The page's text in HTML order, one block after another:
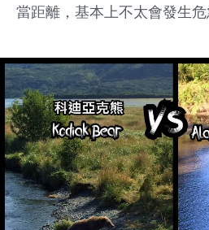
當距離，基本上不太會發生危